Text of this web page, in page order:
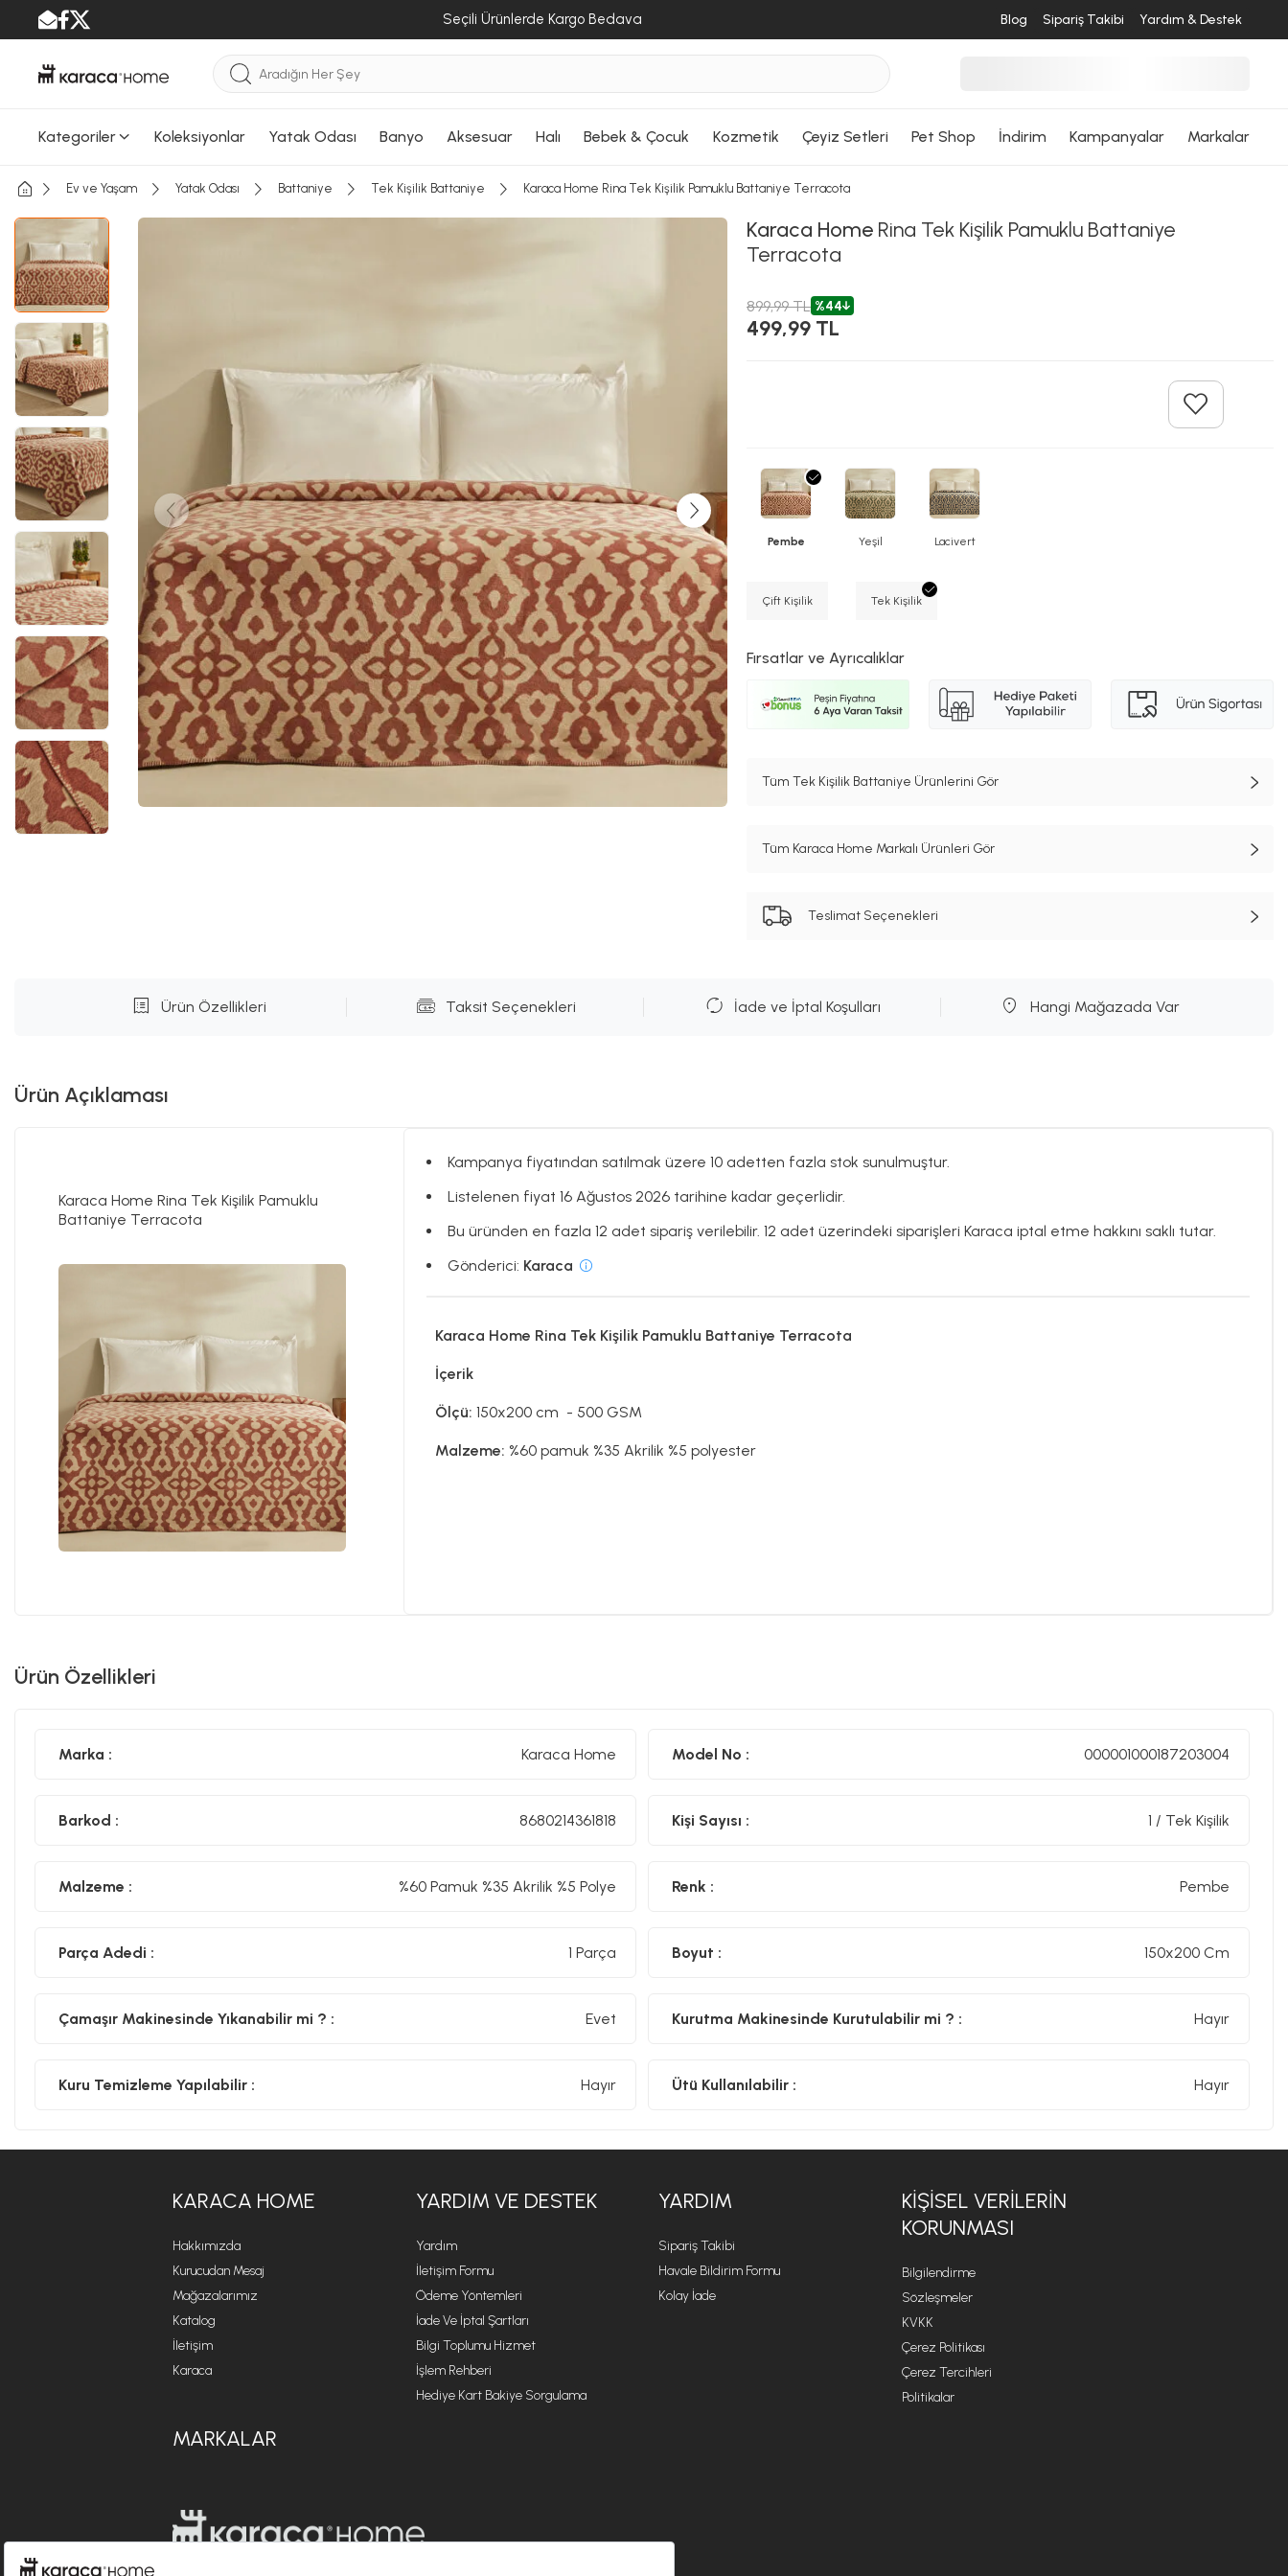
Seçili Ürünlerde Kargo Bedava Blog Sipariş Takibi Yardım & Destek
Kategoriler Koleksiyonlar Yatak Odası Banyo Aksesuar Halı Bebek & Çocuk Kozmetik Çeyiz Setleri Pet Shop İndirim Kampanyalar Markalar
Ev ve Yaşam Yatak Odası Battaniye Tek Kişilik Battaniye Karaca Home Rina Tek Kişilik Pamuklu Battaniye Terracota
Karaca Home Rina Tek Kişilik Pamuklu Battaniye
Terracota
899,99 TL %44
499,99 TL
Pembe Yeşil Lacivert
Çift Kişilik Tek Kişilik
Fırsatlar ve Ayrıcalıklar
Tüm Tek Kişilik Battaniye Ürünlerini Gör
Tüm Karaca Home Markalı Ürünleri Gör
Teslimat Seçenekleri
Ürün Özellikleri Taksit Seçenekleri İade ve İptal Koşulları Hangi Mağazada Var
Ürün Açıklaması
Karaca Home Rina Tek Kişilik Pamuklu
Battaniye Terracota
Kampanya fiyatından satılmak üzere 10 adetten fazla stok sunulmuştur.
Listelenen fiyat 16 Ağustos 2026 tarihine kadar geçerlidir.
Bu üründen en fazla 12 adet sipariş verilebilir. 12 adet üzerindeki siparişleri Karaca iptal etme hakkını saklı tutar.
Gönderici: Karaca
Karaca Home Rina Tek Kişilik Pamuklu Battaniye Terracota
İçerik
Ölçü:150x200 cm - 500 GSM
Malzeme: %60 pamuk %35 Akrilik %5 polyester
Ürün Özellikleri
Marka : Karaca Home Model No : 000001000187203004
Barkod : 8680214361818 Kişi Sayısı : 1 / Tek Kişilik
Malzeme : %60 Pamuk %35 Akrilik %5 Polye Renk : Pembe
Parça Adedi : 1 Parça Boyut : 150x200 Cm
Çamaşır Makinesinde Yıkanabilir mi ? : Evet Kurutma Makinesinde Kurutulabilir mi ? : Hayır
Kuru Temizleme Yapılabilir : Hayır Ütü Kullanılabilir : Hayır
KARACA HOME
Hakkımızda
Kurucudan Mesaj
Mağazalarımız
Katalog
İletişim
Karaca
YARDIM VE DESTEK
Yardım
İletişim Formu
Ödeme Yöntemleri
İade Ve İptal Şartları
Bilgi Toplumu Hizmet
İşlem Rehberi
Hediye Kart Bakiye Sorgulama
YARDIM
Sipariş Takibi
Havale Bildirim Formu
Kolay İade
KİŞİSEL VERİLERİN
KORUNMASI
Bilgilendirme
Sözleşmeler
KVKK
Çerez Politikası
Çerez Tercihleri
Politikalar
MARKALAR